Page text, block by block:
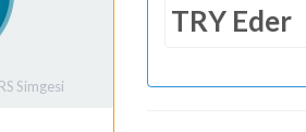
Simgesi
TRY Eder